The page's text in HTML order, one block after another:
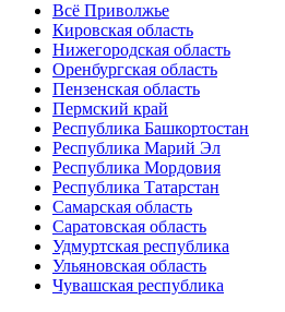
Всё Приволжье
Кировская область
Нижегородская область
Оренбургская область
Пензенская область
Пермский край
Республика Башкортостан
Республика Марий Эл
Республика Мордовия
Республика Татарстан
Самарская область
Саратовская область
Удмуртская республика
Ульяновская область
Чувашская республика